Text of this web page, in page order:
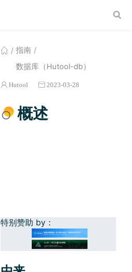
指南
数据库（Hutool-db）
Hutool 2023-03-28
概述
特别赞助 by：